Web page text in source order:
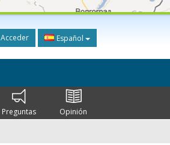
Acceder Español
Preguntas Opinión